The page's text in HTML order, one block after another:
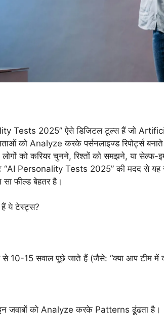
Tests 2025” ऐसे डिजिटल टूल्स हैं जो
को Analyze करके पर्सनलाइज्ड रिपोर्ट्स
लोगों को करियर चुनने, रिश्तों को समझने, या
“AI Personality Tests 2025” की मदद से
फील्ड बेहतर है।
ये टेस्ट्स?
10-15 सवाल पूछे जाते हैं (जैसे: “क्या आप टीम में
जवाबों को Analyze करके Patterns ढूंढता है।